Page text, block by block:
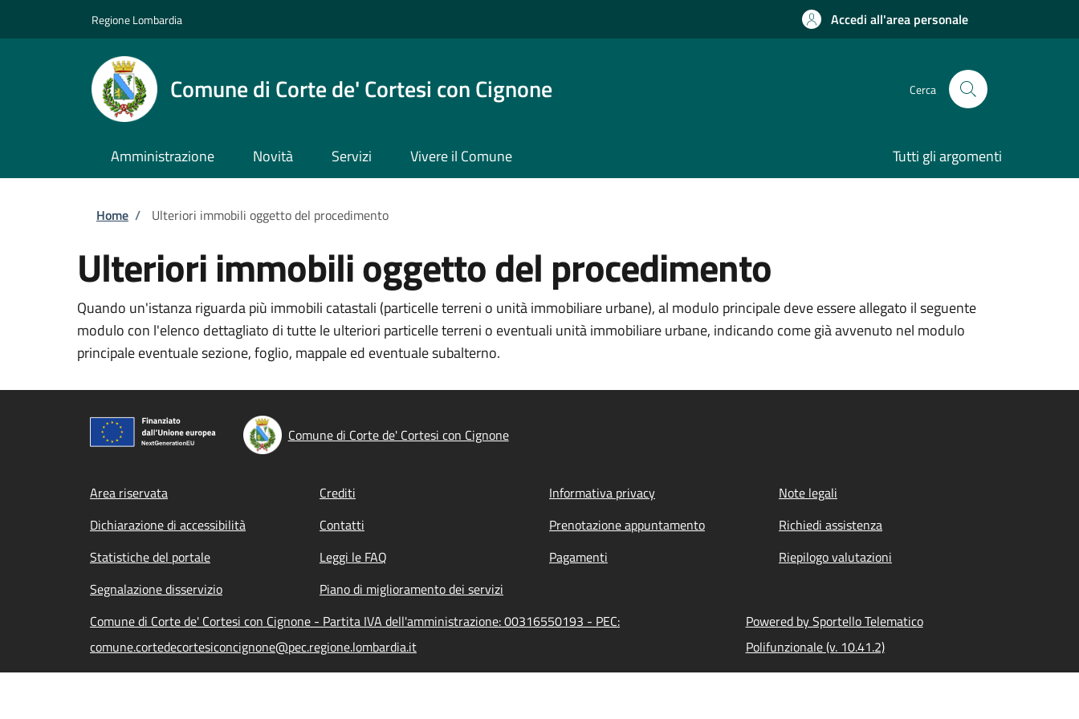
Regione Lombardia Accedi all'area personale
Comune di Corte de' Cortesi con Cignone Cerca
Amministrazione Novità Servizi Vivere il Comune Tutti gli argomenti
Briciole di pane
Home / Ulteriori immobili oggetto del procedimento
Ulteriori immobili oggetto del procedimento
Quando un'istanza riguarda più immobili catastali (particelle terreni o unità immobiliare urbane), al modulo principale deve essere allegato il seguente
modulo con l'elenco dettagliato di tutte le ulteriori particelle terreni o eventuali unità immobiliare urbane, indicando come già avvenuto nel modulo
principale eventuale sezione, foglio, mappale ed eventuale subalterno.
Comune di Corte de' Cortesi con Cignone
Footer menu
Area riservata Crediti Informativa privacy
Note legali
Dichiarazione di accessibilità
Contatti Prenotazione appuntamento
Richiedi assistenza
Statistiche del portale
Leggi le FAQ Pagamenti
Riepilogo valutazioni
Segnalazione disservizio
Piano di miglioramento dei servizi
Comune di Corte de' Cortesi con Cignone - Partita IVA dell'amministrazione: 00316550193 - PEC:
comune.cortedecortesiconcignone@pec.regione.lombardia.it
Powered by Sportello Telematico
Polifunzionale (v. 10.41.2)